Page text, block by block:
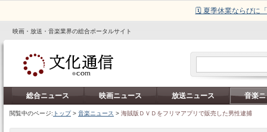
🗓️ 夏季休業ならびに
映画・放送・音楽業界の総合ポータルサイト
総合ニュース 映画ニュース 放送ニュース 音楽
閲覧中のページ: トップ> 音楽ニュース > 海賊版ＤＶＤをフリマアプリで販売した男性逮捕